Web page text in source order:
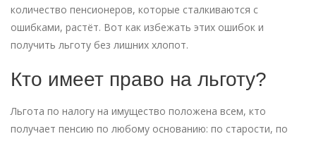
количество пенсионеров, которые сталкиваются с
ошибками, растёт. Вот как избежать этих ошибок и
получить льготу без лишних хлопот.
Кто имеет право на льготу?
Льгота по налогу на имущество положена всем, кто
получает пенсию по любому основанию: по старости, по